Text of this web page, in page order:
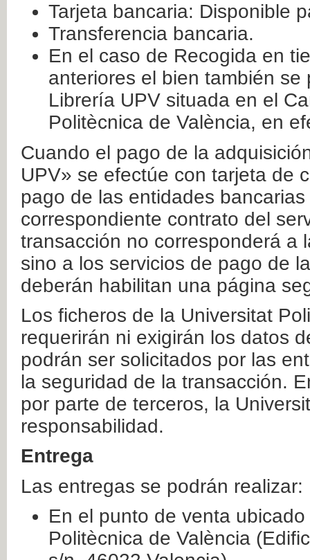
Tarjeta bancaria: Disponible
Transferencia bancaria.
En el caso de Recogida en
anteriores el bien también
Librería UPV situada en el
Politècnica de València, en
Cuando el pago de la
UPV» se efectúe con tarjeta de
pago de las entidades
correspondiente contrato del
transacción no corresponderá a
sino a los servicios de pago de
deberán habilitan una página
Los ficheros de la Universitat
requerirán ni exigirán los datos
podrán ser solicitados por las
la seguridad de la transacción.
por parte de terceros, la
responsabilidad.
Entrega
Las entregas se podrán realizar:
En el punto de venta
Politècnica de València